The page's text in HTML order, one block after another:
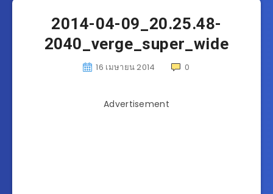
2014-04-09_20.25.48-
2040_verge_super_wide
16 เมษายน 2014 0
Advertisement